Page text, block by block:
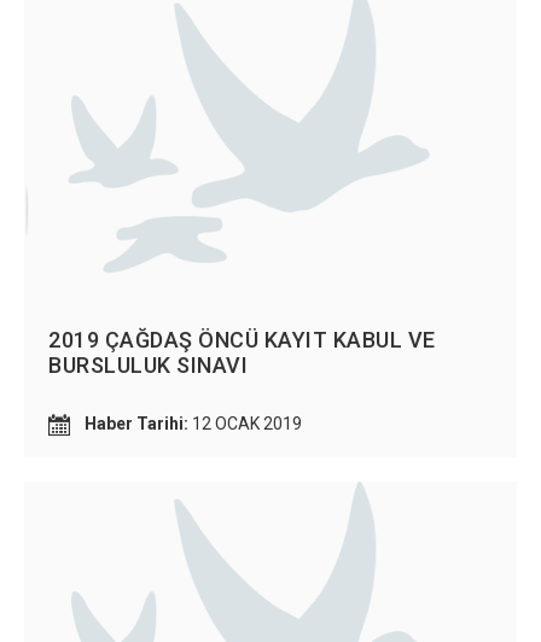
2019 ÇAĞDAŞ ÖNCÜ KAYIT KABUL VE
BURSLULUK SINAVI
Haber Tarihi: 12 OCAK 2019